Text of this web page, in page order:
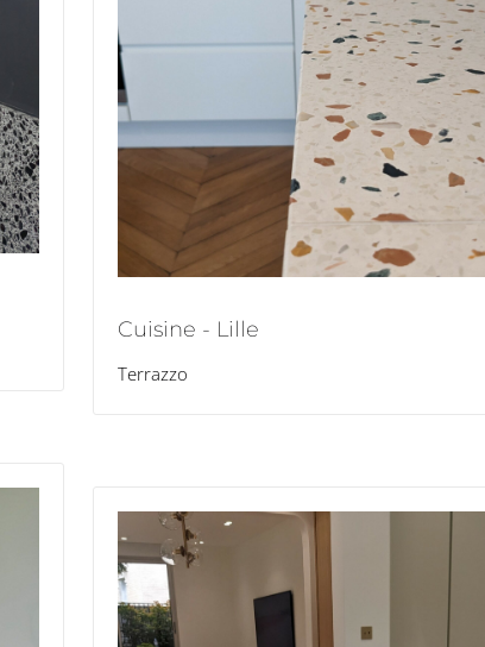
Cuisine - Lille
Terrazzo